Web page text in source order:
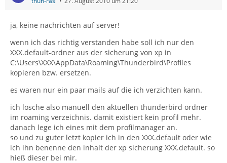
ja, keine nachrichten auf server!
wenn ich das richtig verstanden habe soll ich nur den
XXX.default-ordner aus der sicherung von xp in
C:\Users\XXX\AppData\Roaming\Thunderbird\Profiles
kopieren bzw. ersetzen.
es waren nur ein paar mails auf die ich verzichten kann.
ich lösche also manuell den aktuellen thunderbird ordner
im roaming verzeichnis. damit existiert kein profil mehr.
danach lege ich eines mit dem profilmanager an.
so und zu guter letzt kopier ich in den XXX.default oder wie
ich ihn benenne den inhalt der xp sicherung XXX.default. so
hieß dieser bei mir.